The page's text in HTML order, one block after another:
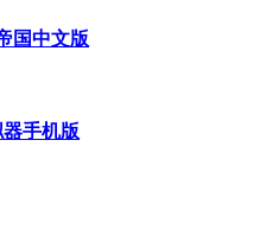
国中文版
手机版